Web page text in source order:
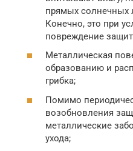
прямых солнечных
Конечно, это при
повреждение
Металлическая
образованию и
грибка;
Помимо
возобновления
металлические
ухода;